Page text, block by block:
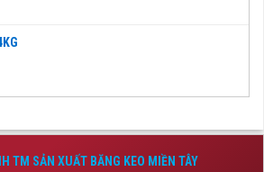
TM SẢN XUẤT BĂNG KEO MIỀN TÂY